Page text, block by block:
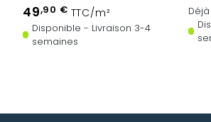
49,90 € TTC/m²
Disponible - Livraison 3-4
semaines